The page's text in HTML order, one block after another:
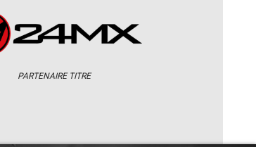
PARTENAIRE TITRE